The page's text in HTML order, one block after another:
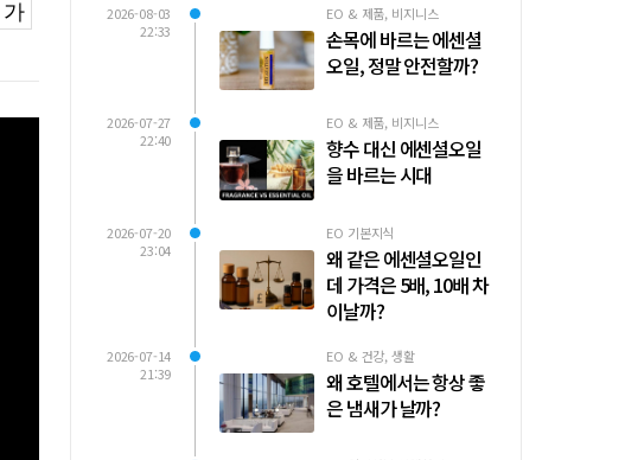
2026-08-03
22:33
EO & 제품, 비지니스
손목에 바르는 에센셜
오일, 정말 안전할까?
2026-07-27
22:40
EO & 제품, 비지니스
향수 대신 에센셜오일
을 바르는 시대
2026-07-20
23:04
EO 기본지식
왜 같은 에센셜오일인
데 가격은 5배, 10배 차
이날까?
2026-07-14
21:39
EO & 건강, 생활
왜 호텔에서는 항상 좋
은 냄새가 날까?